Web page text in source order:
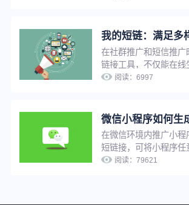
在社群推广和短信推广
链接工具，不仅能在线
能给短链接设置有效期
实现推广短链在线管理
率。
阅读：6997
在微信环境内推广小程
短链接，可将小程序任
链，用户点击短链接后
阅读：79621